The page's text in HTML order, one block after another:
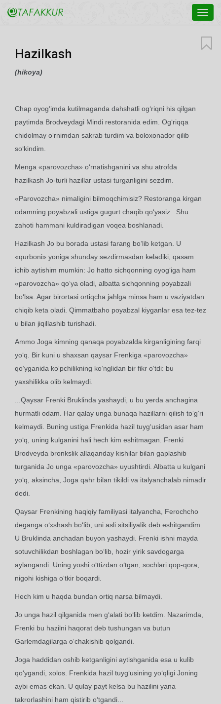
Hazilkash
(hikoya)
Chap oyog‘imda kutilmaganda dahshatli og‘riqni his qilgan
paytimda Brodveydagi Mindi restoranida edim. Og‘riqqa
chidolmay o‘rnimdan sakrab turdim va boloxonador qilib
so‘kindim.
Menga «parovozcha» o‘rnatishganini va shu atrofda
hazilkash Jo-turli hazillar ustasi turganligini sezdim.
«Parovozcha» nimaligini bilmoqchimisiz? Restoranga kirgan
odamning poyabzali ustiga gugurt chaqib qo‘yasiz. Shu
zahoti hammani kuldiradigan voqea boshlanadi.
Hazilkash Jo bu borada ustasi farang bo‘lib ketgan. U
«qurboni» yoniga shunday sezdirmasdan keladiki, qasam
ichib aytishim mumkin: Jo hatto sichqonning oyog‘iga ham
«parovozcha» qo‘ya oladi, albatta sichqonning poyabzali
bo‘lsa. Agar birortasi ortiqcha jahlga minsa ham u vaziyatdan
chiqib keta oladi. Qimmatbaho poyabzal kiyganlar esa tez-tez
u bilan jiqillashib turishadi.
Ammo Joga kimning qanaqa poyabzalda kirganligining farqi
yo‘q. Bir kuni u shaxsan qaysar Frenkiga «parovozcha»
qo‘yganida ko‘pchilikning ko‘nglidan bir fikr o‘tdi: bu
yaxshilikka olib kelmaydi.
...Qaysar Frenki Bruklinda yashaydi, u bu yerda anchagina
hurmatli odam. Har qalay unga bunaqa hazillarni qilish to‘g‘ri
kelmaydi. Buning ustiga Frenkida hazil tuyg‘usidan asar ham
yo‘q, uning kulganini hali hech kim eshitmagan. Frenki
Brodveyda bronkslik allaqanday kishilar bilan gaplashib
turganida Jo unga «parovozcha» uyushtirdi. Albatta u kulgani
yo‘q, aksincha, Joga qahr bilan tikildi va italyanchalab nimadir
dedi.
Qaysar Frenkining haqiqiy familiyasi italyancha, Ferochcho
deganga o‘xshash bo‘lib, uni asli sitsiliyalik deb eshitgandim.
U Bruklinda anchadan buyon yashaydi. Frenki ishni mayda
sotuvchilikdan boshlagan bo‘lib, hozir yirik savdogarga
aylangandi. Uning yoshi o‘ttizdan o‘tgan, sochlari qop-qora,
nigohi kishiga o‘tkir boqardi.
Hech kim u haqda bundan ortiq narsa bilmaydi.
Jo unga hazil qilganida men g‘alati bo‘lib ketdim. Nazarimda,
Frenki bu hazilni haqorat deb tushungan va butun
Garlemdagilarga o‘chakishib qolgandi.
Joga haddidan oshib ketganligini aytishganida esa u kulib
qo‘ygandi, xolos. Frenkida hazil tuyg‘usining yo‘qligi Joning
aybi emas ekan. U qulay payt kelsa bu hazilini yana
takrorlashini ham qistirib o‘tgandi...